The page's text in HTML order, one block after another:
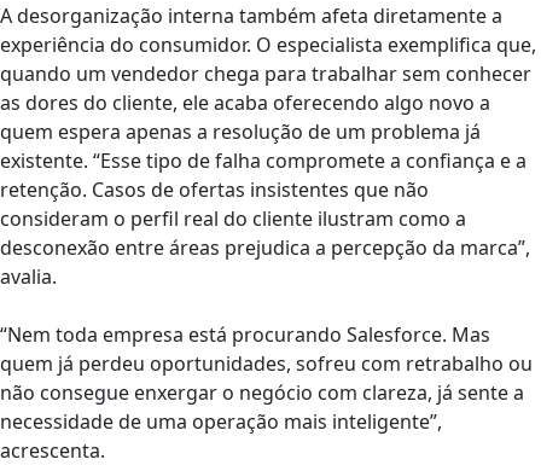
A desorganização interna também afeta diretamente a
experiência do consumidor. O especialista exemplifica que,
quando um vendedor chega para trabalhar sem conhecer
as dores do cliente, ele acaba oferecendo algo novo a
quem espera apenas a resolução de um problema já
existente. “Esse tipo de falha compromete a confiança e a
retenção. Casos de ofertas insistentes que não
consideram o perfil real do cliente ilustram como a
desconexão entre áreas prejudica a percepção da marca”,
avalia.
“Nem toda empresa está procurando Salesforce. Mas
quem já perdeu oportunidades, sofreu com retrabalho ou
não consegue enxergar o negócio com clareza, já sente a
necessidade de uma operação mais inteligente”,
acrescenta.